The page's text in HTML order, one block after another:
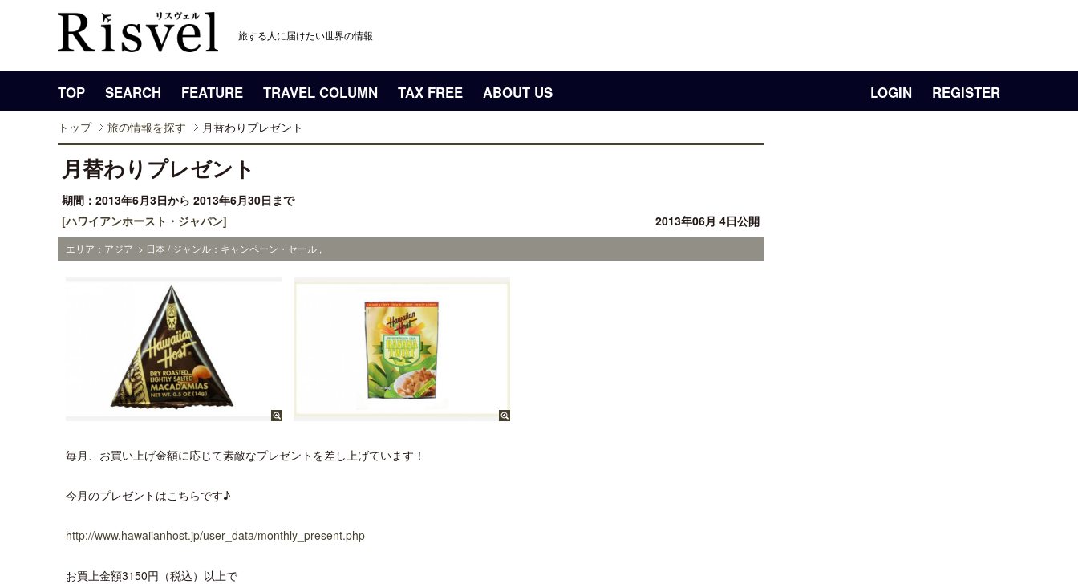
旅する人に届けたい世界の情報
TOP SEARCH FEATURE TRAVEL COLUMN TAX FREE ABOUT US LOGIN REGISTER
トップ 旅の情報を探す 月替わりプレゼント
月替わりプレゼント
期間：2013年6月3日から 2013年6月30日まで
[ハワイアンホースト・ジャパン]
2013年06月 4日公開
エリア：アジア > 日本 / ジャンル：キャンペーン・セール ,
毎月、お買い上げ金額に応じて素敵なプレゼントを差し上げています！
今月のプレゼントはこちらです♪
http://www.hawaiianhost.jp/user_data/monthly_present.php
お買上金額3150円（税込）以上で